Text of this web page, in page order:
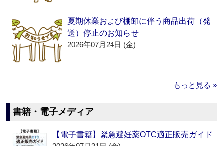
夏期休業および棚卸に伴う商品出荷（発
送）停止のお知らせ
2026年07月24日 (金)
もっと見る »
書籍・電子メディア
【電子書籍】緊急避妊薬OTC適正販売ガイド